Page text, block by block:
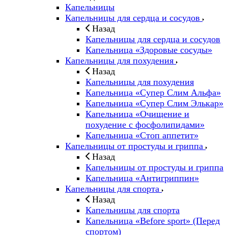
Капельницы
Капельницы для сердца и сосудов
Назад
Капельницы для сердца и сосудов
Капельница «Здоровые сосуды»
Капельницы для похудения
Назад
Капельницы для похудения
Капельница «Супер Слим Альфа»
Капельница «Супер Слим Элькар»
Капельница «Очищение и
похудение с фосфолипидами»
Капельница «Стоп аппетит»
Капельницы от простуды и гриппа
Назад
Капельницы от простуды и гриппа
Капельница «Антигриппин»
Капельницы для спорта
Назад
Капельницы для спорта
Капельница «Before sport» (Перед
спортом)